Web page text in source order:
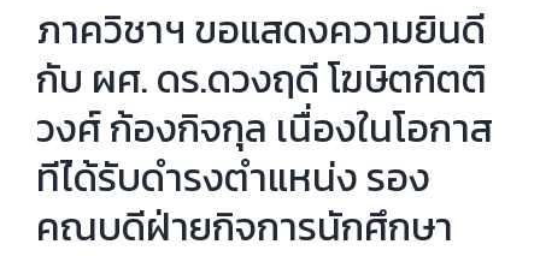
ภาควิชาฯ ขอแสดงความยินดี
กับ ผศ. ดร.ดวงฤดี โฆษิตกิตติ
วงศ์ ก้องกิจกุล เนื่องในโอกาส
ทีไ่ด้รับดำรงตำแหน่ง รอง
คณบดีฝ่ายกิจการนักศึกษา